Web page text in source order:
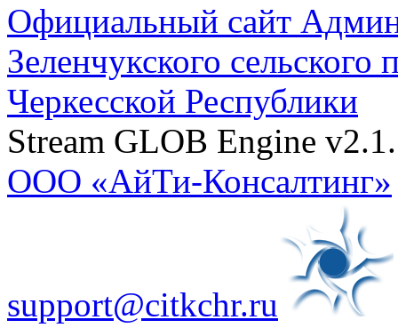
Официальный сайт
Зеленчукского сельского
Черкесской Республики
Stream GLOB Engine v2.1.
ООО «АйТи-Консалтинг»
support@citkchr.ru